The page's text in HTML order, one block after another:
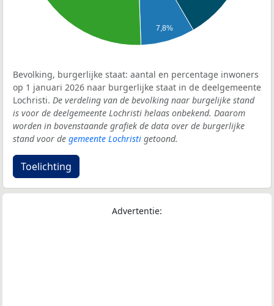
7,8%
Bevolking, burgerlijke staat: aantal en percentage inwoners
op 1 januari 2026 naar burgerlijke staat in de deelgemeente
Lochristi. De verdeling van de bevolking naar burgelijke stand
is voor de deelgemeente Lochristi helaas onbekend. Daarom
worden in bovenstaande grafiek de data over de burgerlijke
stand voor de gemeente Lochristi getoond.
Toelichting
Advertentie: